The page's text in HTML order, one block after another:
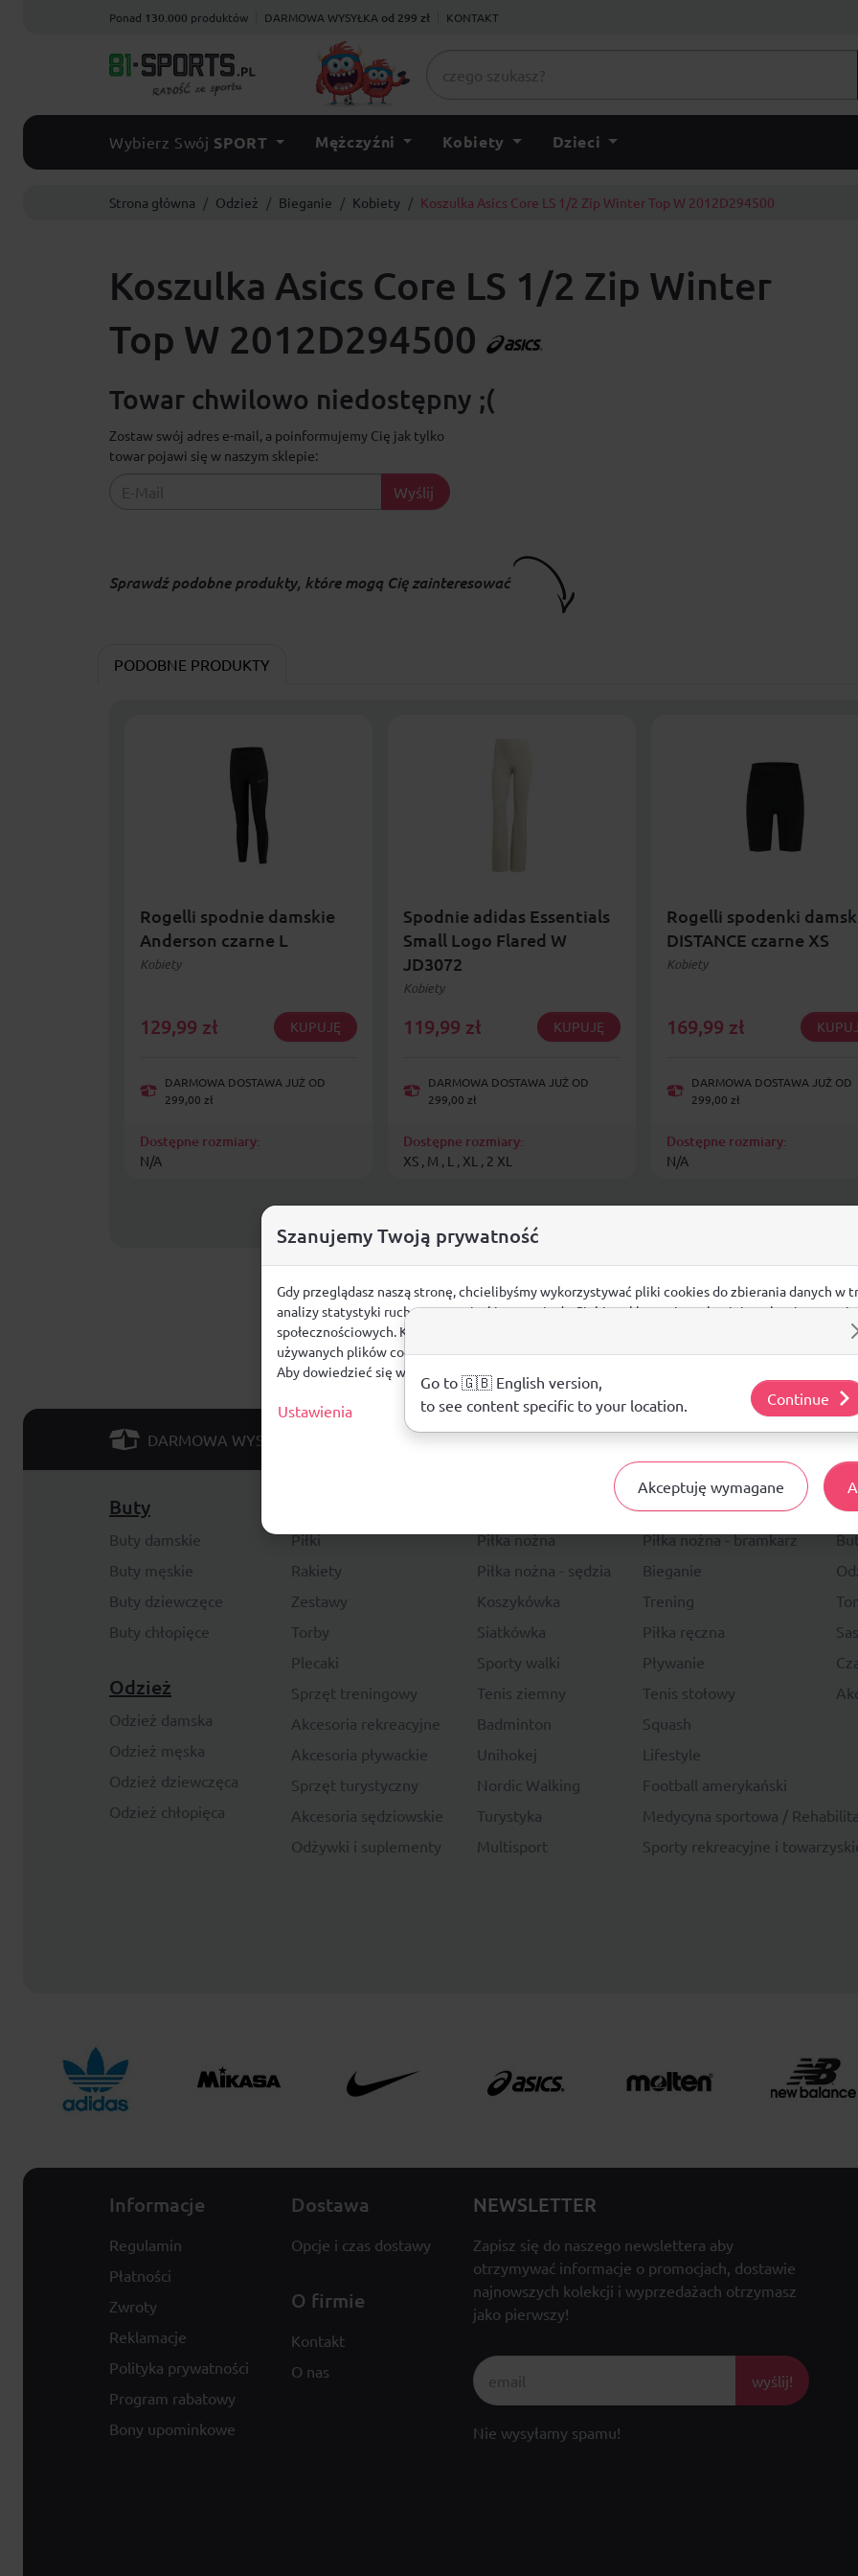
Ponad 130.000 produktów DARMOWA WYSYŁKA od 299 zł KONTAKT
Wybierz Swój SPORT Mężczyźni Kobiety Dzieci
Strona główna Odzież Bieganie Kobiety Koszulka Asics Core LS 1/2 Zip Winter Top W 2012D294500
Koszulka Asics Core LS 1/2 Zip Winter
Top W 2012D294500
Towar chwilowo niedostępny ;(
Zostaw swój adres e-mail, a poinformujemy Cię jak tylko
towar pojawi się w naszym sklepie:
Wyślij
Sprawdź podobne produkty, które mogą Cię zainteresować
PODOBNE PRODUKTY
Rogelli spodnie damskie
Anderson czarne L
Kobiety
129,99 zł KUPUJĘ
DARMOWA DOSTAWA JUŻ OD
299,00 zł
Dostępne rozmiary:
N/A
Spodnie adidas Essentials
Small Logo Flared W
JD3072
Kobiety
119,99 zł KUPUJĘ
DARMOWA DOSTAWA JUŻ OD
299,00 zł
Dostępne rozmiary:
XS , M , L , XL , 2 XL
Rogelli spodenki
DISTANCE czarne XS
Kobiety
169,99 zł
DARMOWA DOSTAWA JUŻ OD
299,00 zł
Dostępne rozmiary:
N/A
DARMOWA WYSYŁKA 14 DNINA
Buty
Buty damskie
Buty męskie
Buty dziewczęce
Buty chłopięce
Odzież
Odzież damska
Odzież męska
Odzież dziewczęca
Odzież chłopięca
Piłki
Rakiety
Zestawy
Torby
Plecaki
Sprzęt treningowy
Akcesoria rekreacyjne
Akcesoria pływackie
Sprzęt turystyczny
Akcesoria sędziowskie
Odżywki i suplementy
Piłka nożna
Piłka nożna - bramkarz
Piłka nożna - sędzia
Bieganie
Koszykówka
Trening
Siatkówka
Piłka ręczna
Sporty walki
Pływanie
Tenis ziemny
Tenis stołowy
Badminton
Squash
Unihokej
Lifestyle
Nordic Walking
Football amerykański
Turystyka
Medycyna sportowa /
Multisport
Sporty rekreacyjne i
Informacje
Regulamin
Płatności
Zwroty
Reklamacje
Polityka prywatności
Program rabatowy
Bony upominkowe
Dostawa
Opcje i czas dostawy
O firmie
Kontakt
O nas
NEWSLETTER
Zapisz się do naszego newslettera aby
otrzymywać informacje o promocjach, dostawie
najnowszych kolekcji i wyprzedażach otrzymasz
jako pierwszy!
wyślij!
Nie wysyłamy spamu!
Szanujemy Twoją prywatność
Gdy przeglądasz naszą stronę, chcielibyśmy wykorzystywać pliki cookies do zbierania danych w
analizy statystyki ruchu na stronie, kierowania do Ciebie reklam w innych miejscach w
społecznościowych. Kliknij poniżej, by wyrazić zgodę lub przejdź do ustawień, by dokonać
używanych plików cookies.
Aby dowiedzieć się więcej o plikach cookie i tym, jak wykorzystujemy Twoje dane, odwiedź naszą
Ustawienia
Akceptuję wymagane
Go to 🇬🇧 English version,
to see content specific to your location.
Continue